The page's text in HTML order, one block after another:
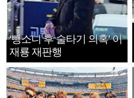
‘뺑소니 후 술타기 의혹’ 이
재룡 재판행